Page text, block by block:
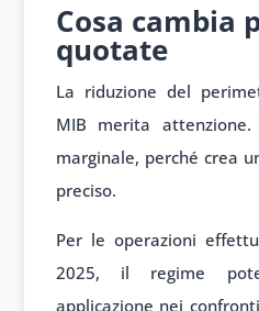
Cosa cambia
quotate
La riduzione del
MIB merita
marginale, perché crea
preciso.
Per le operazioni
2025, il regime
applicazione nei